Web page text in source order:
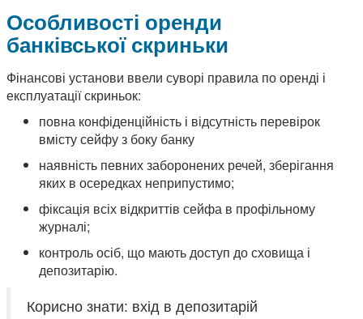
Особливості оренди
банківської скриньки
Фінансові установи ввели суворі правила по оренді і
експлуатації скриньок:
повна конфіденційність і відсутність перевірок
вмісту сейфу з боку банку
наявність певних заборонених речей, зберігання
яких в осередках неприпустимо;
фіксація всіх відкриттів сейфа в профільному
журналі;
контроль осіб, що мають доступ до сховища і
депозитарію.
Корисно знати: вхід в депозитарій